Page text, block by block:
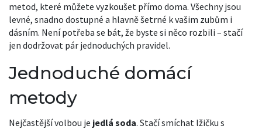
metod, které můžete vyzkoušet přímo doma. Všechny jsou
levné, snadno dostupné a hlavně šetrné k vašim zubům i
dásním. Není potřeba se bát, že byste si něco rozbili – stačí
jen dodržovat pár jednoduchých pravidel.
Jednoduché domácí
metody
Nejčastější volbou je jedlá soda. Stačí smíchat lžičku s